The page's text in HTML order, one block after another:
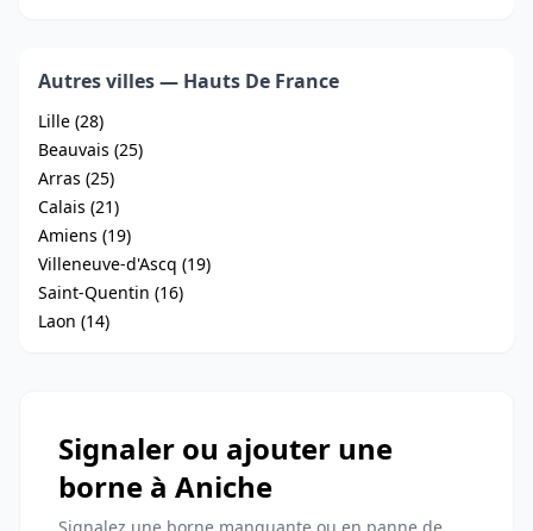
Autres villes — Hauts De France
Lille (28)
Beauvais (25)
Arras (25)
Calais (21)
Amiens (19)
Villeneuve-d'Ascq (19)
Saint-Quentin (16)
Laon (14)
Signaler ou ajouter une
borne à Aniche